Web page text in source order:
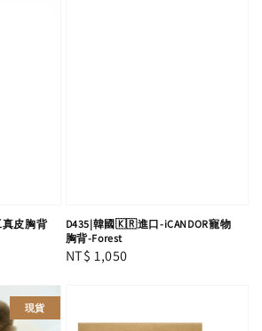
真皮胸背
D435|韓國🇰🇷進口-iCANDOR寵物
胸背-Forest
Regular
NT$ 1,050
現貨